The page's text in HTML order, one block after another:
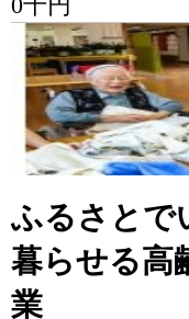
ふるさとで
暮らせる高
業